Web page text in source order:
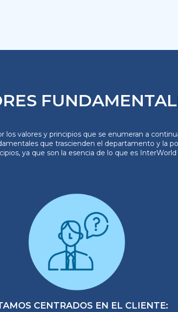
valores y principios que se enumeran a
que trascienden el departamento y la
ya que son la esencia de lo que es
CENTRADOS EN EL CLIENTE: